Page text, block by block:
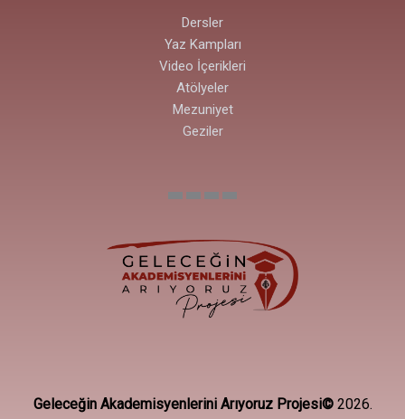
Dersler
Yaz Kampları
Video İçerikleri
Atölyeler
Mezuniyet
Geziler
Geleceğin Akademisyenlerini Arıyoruz Projesi©2026.